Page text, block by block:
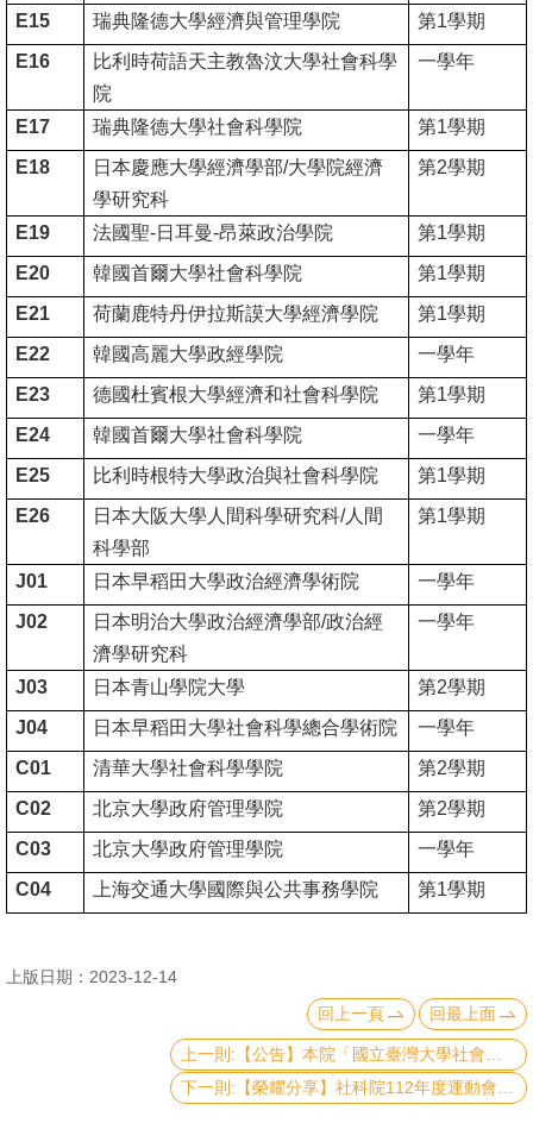
辦
法
及
件
輔
&
學
輔
款
教
研
資
與
圖
館
回
首
頁
臺
大
首
E15
瑞典隆德大學經濟與管理學院 第1學期
E16
比利時荷語天主教魯汶大學社會科學
院
一學年
E17 瑞典隆德大學社會科學院 第1學期
E18
日本慶應大學經濟學部/大學院經濟
學研究科
第2學期
E19 法國聖-日耳曼-昂萊政治學院 第1學期
E20
韓國首爾大學社會科學院 第1學期
E21
荷蘭鹿特丹伊拉斯謨大學經濟學院 第1學期
E22
韓國高麗大學政經學院
一學年
E23
德國杜賓根大學經濟和社會科學院 第1學期
E24
韓國首爾大學社會科學院
一學年
E25
比利時根特大學政治與社會科學院 第1學期
E26
日本大阪大學人間科學研究科/人間
科學部
第1學期
J01 日本早稻田大學政治經濟學術院
一學年
J02
日本明治大學政治經濟學部/政治經
濟學研究科
一學年
J03 日本青山學院大學 第2學期
J04
日本早稻田大學社會科學總合學術院
一學年
C01
清華大學社會科學學院 第2學期
C02
北京大學政府管理學院 第2學期
C03
北京大學政府管理學院
一學年
C04
上海交通大學國際與公共事務學院 第1學期
上版日期：2023-12-14
回上一頁
回最上面